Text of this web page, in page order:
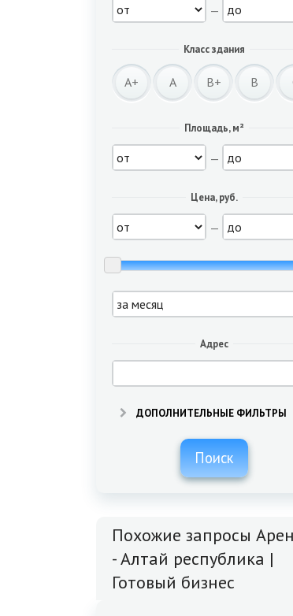
—
Класс здания
A+ A B+ B
Площадь, м²
—
Цена, руб.
—
Адрес
ДОПОЛНИТЕЛЬНЫЕ ФИЛЬТРЫ
Поиск
Похожие запросы
- Алтай республика |
Готовый бизнес